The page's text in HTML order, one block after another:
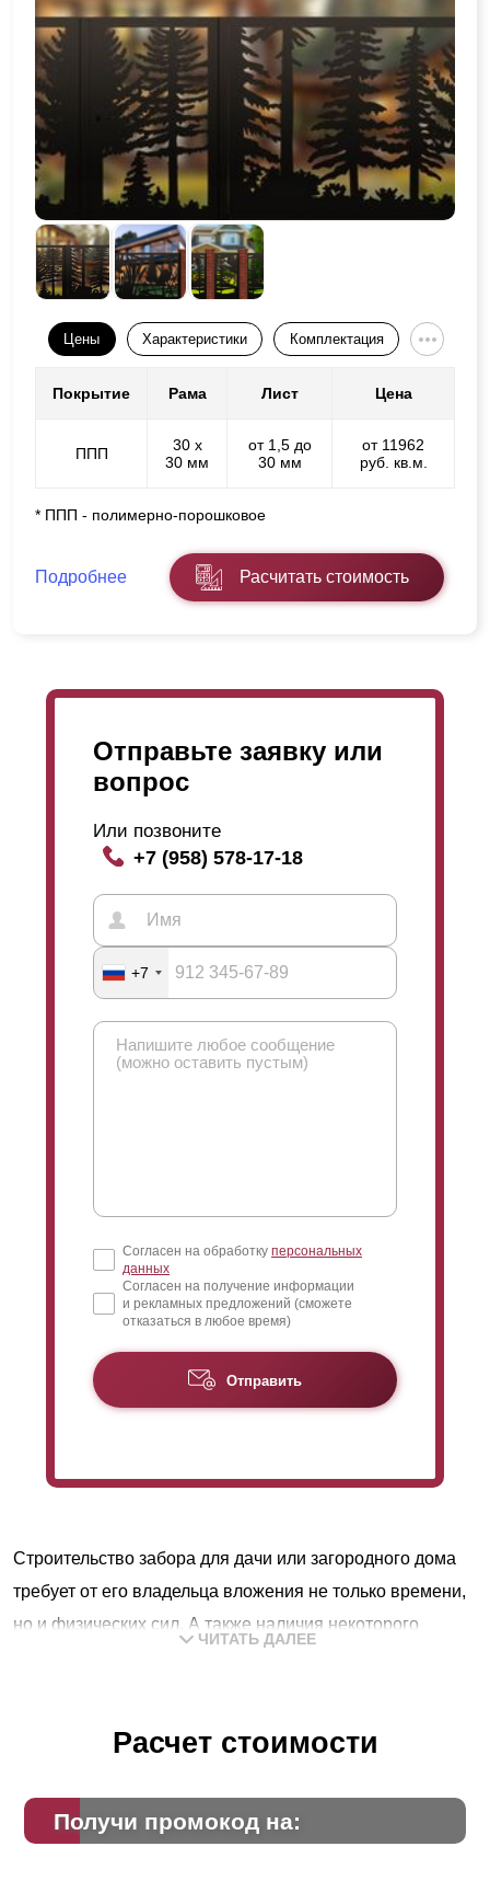
Цены Характеристики Комплектация
Покрытие Рама Лист Цена
ППП
30 х
30 мм
от 1,5 до
30 мм
от 11962
руб. кв.м.
* ППП - полимерно-порошковое
Подробнее Расчитать стоимость
Отправьте заявку или
вопрос
Или позвоните
+7 (958) 578-17-18
+7
Согласен на обработку персональных
данных
Согласен на получение информации
и рекламных предложений (сможете
отказаться в любое время)
Отправить
Строительство забора для дачи или загородного дома
требует от его владельца вложения не только времени,
но и физических сил. А также наличия некоторого
которые умеют все делать своими руками,
Но не у всех людей есть такой опыт и такие знания. И
ЧИТАТЬ ДАЛЕЕ
Расчет стоимости
Получи промокод на: